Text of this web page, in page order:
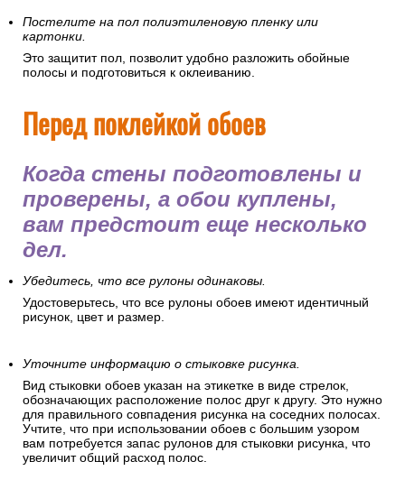
Постелите на пол полиэтиленовую пленку или
картонки.
Это защитит пол, позволит удобно разложить обойные
полосы и подготовиться к оклеиванию.
Перед поклейкой обоев
Когда стены подготовлены и
проверены, а обои куплены,
вам предстоит еще несколько
дел.
Убедитесь, что все рулоны одинаковы.
Удостоверьтесь, что все рулоны обоев имеют идентичный
рисунок, цвет и размер.
Уточните информацию о стыковке рисунка.
Вид стыковки обоев указан на этикетке в виде стрелок,
обозначающих расположение полос друг к другу. Это нужно
для правильного совпадения рисунка на соседних полосах.
Учтите, что при использовании обоев с большим узором
вам потребуется запас рулонов для стыковки рисунка, что
увеличит общий расход полос.